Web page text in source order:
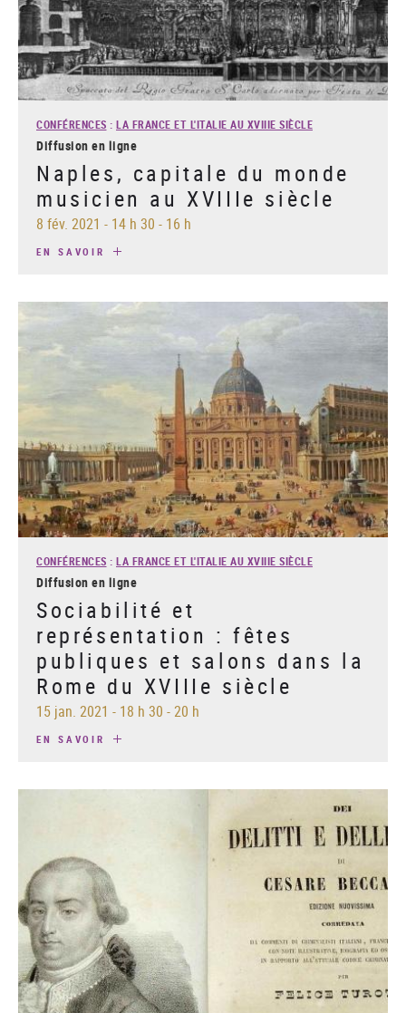
CONFÉRENCES : LA FRANCE ET L'ITALIE AU XVIIIE SIÈCLE
Diffusion en ligne
Naples, capitale du monde
musicien au XVIIIe siècle
8 fév. 2021 - 14 h 30 - 16 h
EN SAVOIR
CONFÉRENCES : LA FRANCE ET L'ITALIE AU XVIIIE SIÈCLE
Diffusion en ligne
Sociabilité et
représentation : fêtes
publiques et salons dans la
Rome du XVIIIe siècle
15 jan. 2021 - 18 h 30 - 20 h
EN SAVOIR